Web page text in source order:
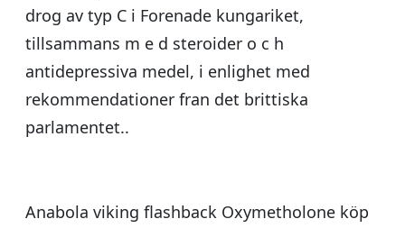
drog av typ C i Forenade kungariket,
tillsammans m e d steroider o c h
antidepressiva medel, i enlighet med
rekommendationer fran det brittiska
parlamentet..
Anabola viking flashback Oxymetholone köp